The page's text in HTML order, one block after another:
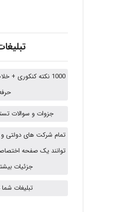
1000 نکته کنکوری
جزوات و سوالات
تمام شرکت های
توانند یک صفحه
جزئیات
تبلیغات